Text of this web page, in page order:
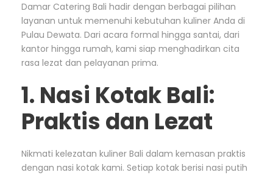
Damar Catering Bali hadir dengan berbagai pilihan
layanan untuk memenuhi kebutuhan kuliner Anda di
Pulau Dewata. Dari acara formal hingga santai, dari
kantor hingga rumah, kami siap menghadirkan cita
rasa lezat dan pelayanan prima.
1. Nasi Kotak Bali:
Praktis dan Lezat
Nikmati kelezatan kuliner Bali dalam kemasan praktis
dengan nasi kotak kami. Setiap kotak berisi nasi putih